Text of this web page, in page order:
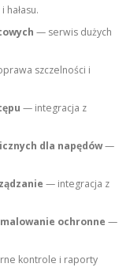
— serwis dużych
szczelności i
— integracja z
dla napędów—
— integracja z
ochronne —
kontrole i raporty